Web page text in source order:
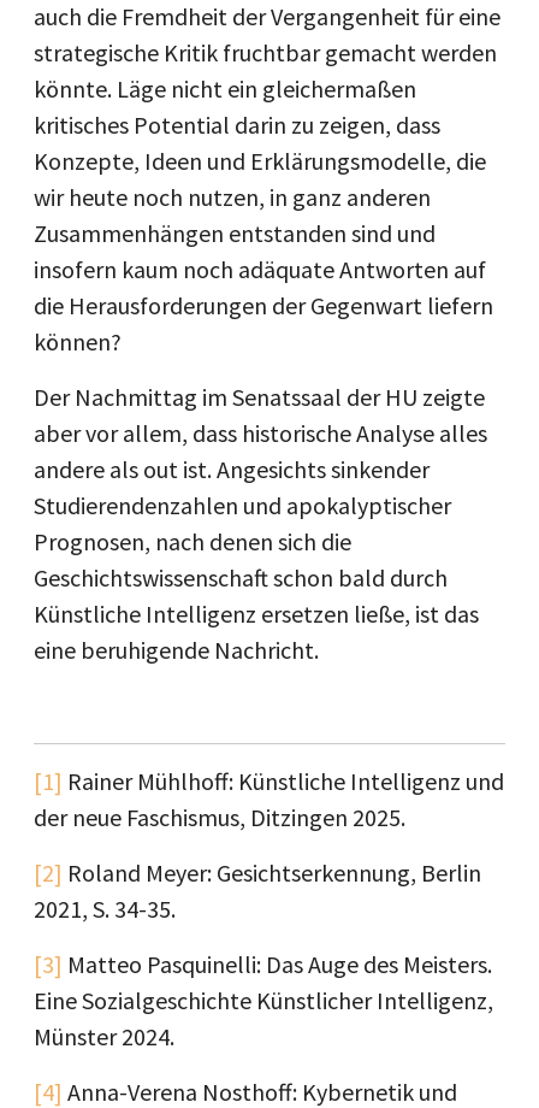
auch die Fremdheit der Vergangenheit für eine
strategische Kritik fruchtbar gemacht werden
könnte. Läge nicht ein gleichermaßen
kritisches Potential darin zu zeigen, dass
Konzepte, Ideen und Erklärungsmodelle, die
wir heute noch nutzen, in ganz anderen
Zusammenhängen entstanden sind und
insofern kaum noch adäquate Antworten auf
die Herausforderungen der Gegenwart liefern
können?
Der Nachmittag im Senatssaal der HU zeigte
aber vor allem, dass historische Analyse alles
andere als out ist. Angesichts sinkender
Studierendenzahlen und apokalyptischer
Prognosen, nach denen sich die
Geschichtswissenschaft schon bald durch
Künstliche Intelligenz ersetzen ließe, ist das
eine beruhigende Nachricht.
[1] Rainer Mühlhoff: Künstliche Intelligenz und
der neue Faschismus, Ditzingen 2025.
[2] Roland Meyer: Gesichtserkennung, Berlin
2021, S. 34-35.
[3] Matteo Pasquinelli: Das Auge des Meisters.
Eine Sozialgeschichte Künstlicher Intelligenz,
Münster 2024.
[4] Anna-Verena Nosthoff: Kybernetik und